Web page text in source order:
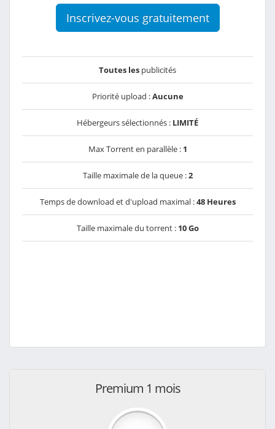
Inscrivez-vous gratuitement
Toutes les publicités
Priorité upload :Aucune
Hébergeurs sélectionnés : LIMITÉ
Max Torrent en parallèle : 1
Taille maximale de la queue :2
Temps de download et d'upload maximal :48 Heures
Taille maximale du torrent : 10 Go
Premium 1 mois